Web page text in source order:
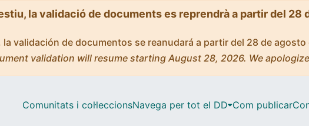
la validació de documents es reprendrà a partir del 28
validación de documentos se reanudará a partir del 28 de
validation will resume starting August 28, 2026. We
Comunitats i col·leccionsNavega per tot el DD Com publicar